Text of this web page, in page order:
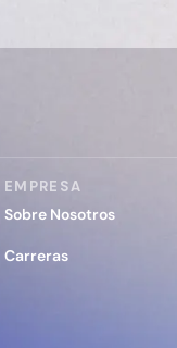
EMPRESA
Sobre Nosotros
Carreras